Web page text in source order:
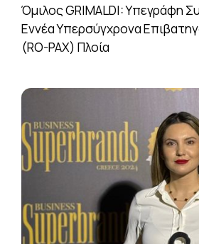
Όμιλος GRIMALDI: Υπεγράφη
Εννέα Υπερσύγχρονα
(RO-PAX) Πλοία